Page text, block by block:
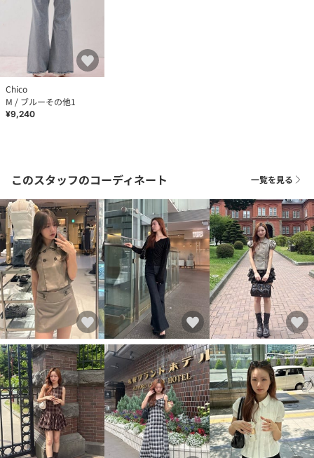
Chico
M / ブルーその他1
¥9,240
このスタッフのコーディネート 一覧を見る